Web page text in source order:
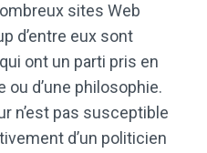
sites Web
d’entre eux sont
ont un parti pris en
ou d’une philosophie.
n’est pas susceptible
d’un politicien